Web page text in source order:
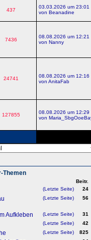
437
03.03.2026 um 23:01
von Beanadine
7436
08.08.2026 um 12:21
von Nanny
24741
08.08.2026 um 12:16
von AnitaFab
127855
08.08.2026 um 12:29
von
Themen
Beitr.
(Letzte Seite) 24
(Letzte Seite) 56
Aufkleben (Letzte Seite) 31
(Letzte Seite) 42
(Letzte Seite) 825